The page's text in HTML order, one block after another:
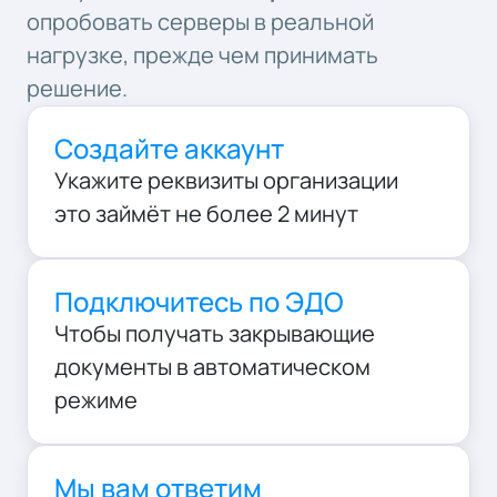
опробовать серверы в реальной
нагрузке, прежде чем принимать
решение.
Создайте аккаунт
Укажите реквизиты организации
это займётне более 2 минут
Подключитесь по ЭДО
Чтобы получать закрывающие
документы в автоматическом
режиме
Мы вам ответим